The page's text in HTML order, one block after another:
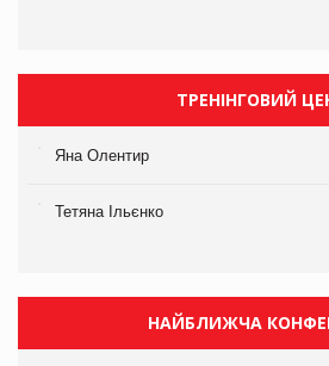
ТРЕНІНГОВИЙ
Яна Олентир
Тетяна Ільєнко
НАЙБЛИЖЧА